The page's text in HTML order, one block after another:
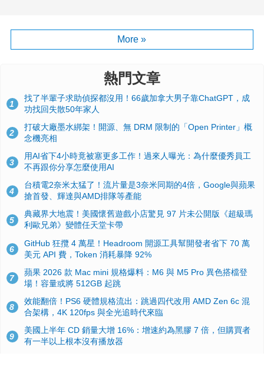
More »
熱門文章
1
找了半輩子求助偵探都沒用！66歲加拿大男子靠ChatGPT，成
功找回失散50年家人
2
打破大廠墨水綁架！開源、無 DRM 限制的「Open Printer」概
念機亮相
3
用AI省下4小時竟被塞更多工作！過來人曝光：為什麼優秀員工
不再跟你分享怎麼使用AI
4
台積電2奈米太猛了！流片量是3奈米同期的4倍，Google與蘋果
搶首發、輝達與AMD排隊等產能
5
典藏界大地震！美國懷舊遊戲小店驚見 97 片未公開版《超級瑪
利歐兄弟》變體任天堂卡帶
6
GitHub 狂攬 4 萬星！Headroom 開源工具幫開發者省下 70 萬
美元 API 費，Token 消耗暴降 92%
7
蘋果 2026 款 Mac mini 規格爆料：M6 與 M5 Pro 異色搭檔登
場！容量或將 512GB 起跳
8
效能翻倍！PS6 硬體規格流出：跳過四代改用 AMD Zen 6c 混
合架構，4K 120fps 與全光追時代來臨
9
美國上半年 CD 銷量大增 16%：增速約為黑膠 7 倍，但購買者
有一半以上根本沒有播放器